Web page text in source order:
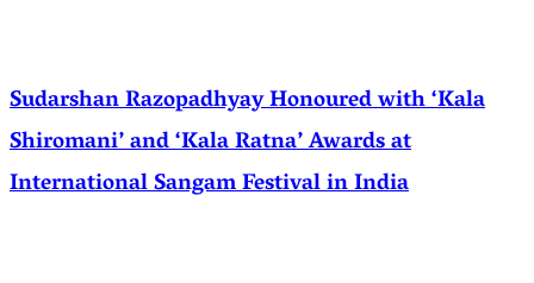
Sudarshan Razopadhyay Honoured with ‘Kala
Shiromani’ and ‘Kala Ratna’ Awards at
International Sangam Festival in India